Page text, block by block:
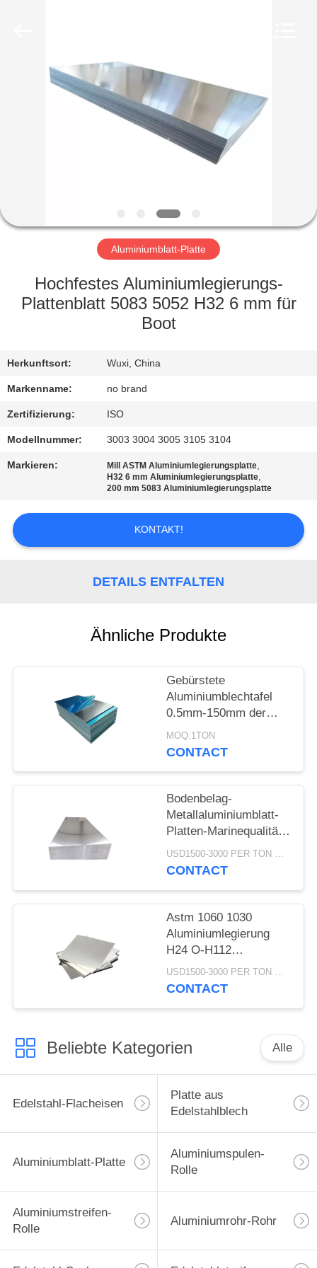
HAUSE
ÜBER
WERKSBESICHTIGUNG
KONTAKT
MIT
UNS
EIN
ANGEBOT
POLICY
Aluminiumblatt-Platte
Hochfestes Aluminiumlegierungs-
Plattenblatt 5083 5052 H32 6 mm für
Boot
Herkunftsort: Wuxi, China
Markenname: no brand
Zertifizierung: ISO
Modellnummer: 3003 3004 3005 3105 3104
Markieren: Mill ASTM Aluminiumlegierungsplatte,
H32 6 mm Aluminiumlegierungsplatte,
200 mm 5083 Aluminiumlegierungsplatte
KONTAKT!
DETAILS ENTFALTEN
Ähnliche Produkte
Gebürstete
Aluminiumblechtafel
0.5mm-150mm der
platten-6082 1 Tonne
MOQ
MOQ:1TON
CONTACT
Bodenbelag-
Metallaluminiumblatt-
Platten-Marinequalität
gebürsteter
strukturierter Viertelzoll
USD1500-3000 PER TON MOQ:1TON
CONTACT
Astm 1060 1030
Aluminiumlegierung
H24 O-H112
überziehen 100mm
starken hohen
USD1500-3000 PER TON MOQ:1Ton
CONTACT
Beliebte Kategorien Alle
Edelstahl-Flacheisen
Platte aus
Edelstahlblech
Aluminiumblatt-Platte
Aluminiumspulen-
Rolle
Aluminiumstreifen-
Rolle
Aluminiumrohr-Rohr